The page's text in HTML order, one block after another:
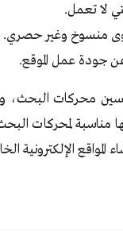
لا تعمل.
منسوخ وغير حصري.
جودة عمل الموقع.
محركات
مناسبة لمحركات
الإلكترونية